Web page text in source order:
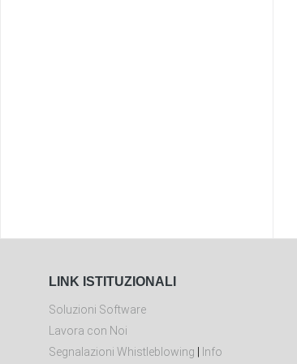
LINK ISTITUZIONALI
Soluzioni Software
Lavora con Noi
Segnalazioni Whistleblowing
Info